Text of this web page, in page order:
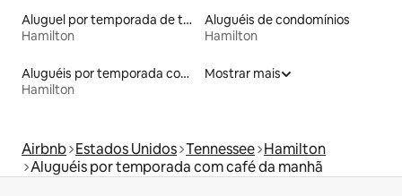
Aluguel por temporada de townhouses
Hamilton
Aluguéis de condomínios
Hamilton
Aluguéis por temporada com suítes privativas
Hamilton
Mostrar mais
Airbnb Estados Unidos Tennessee Hamilton
Aluguéis por temporada com café da manhã